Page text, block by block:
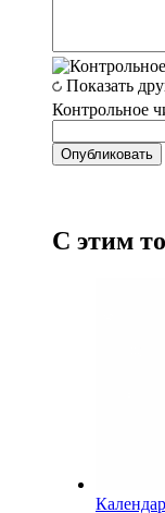
Показать
Контрольное
С этим